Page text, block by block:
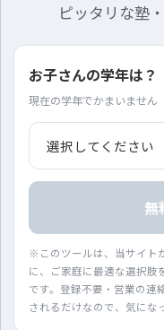
ピッタリな塾
お子さんの学年は？
現在の学年でかまいません
無
※このツールは、当サイト
に、ご家庭に最適な選択肢
です。登録不要・営業の連
されるだけなので、気にな